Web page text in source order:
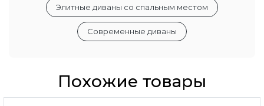
Элитные диваны со спальным местом
Современные диваны
Похожие товары